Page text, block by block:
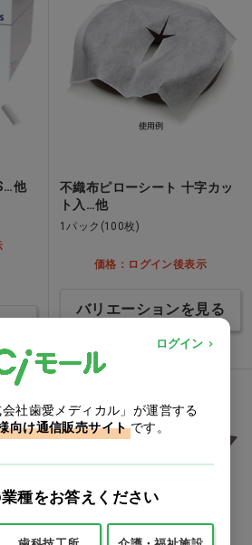
他
不織布ピローシート 十字カッ
ト入…他
1パック(100枚)
価格：ログイン後表示
バリエーションを見る
ログイン
社歯愛メディカル」が運営する
向け通信販売サイト です。
種をお答えください